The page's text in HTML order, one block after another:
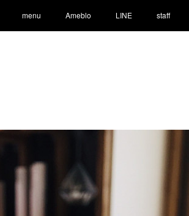
menu Ameblo LINE staff